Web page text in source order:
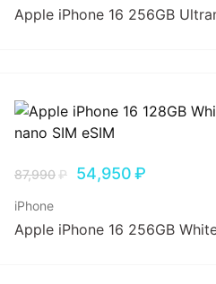
Apple iPhone 16 256GB
87,990₽ 54,950₽
iPhone
Apple iPhone 16 256GB